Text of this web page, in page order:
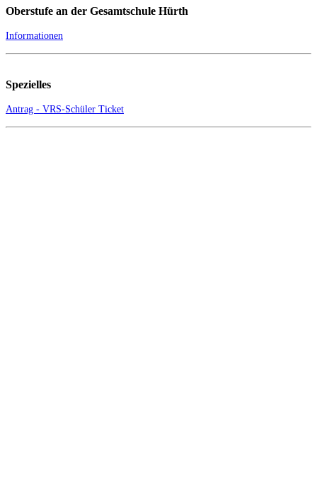
Oberstufe an der Gesamtschule Hürth
Informationen
Spezielles
Antrag - VRS-Schüler Ticket